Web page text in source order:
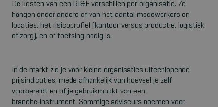
De kosten van een RI&E verschillen per organisatie. Ze
hangen onder andere af van het aantal medewerkers en
locaties, het risicoprofiel (kantoor versus productie, logistiek
of zorg), en of toetsing nodig is.
In de markt zie je voor kleine organisaties uiteenlopende
prijsindicaties, mede afhankelijk van hoeveel je zelf
voorbereidt en of je gebruikmaakt van een
branche‑instrument. Sommige adviseurs noemen voor